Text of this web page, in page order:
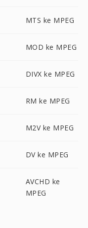
MTS ke MPEG
MOD ke MPEG
DIVX ke MPEG
RM ke MPEG
M2V ke MPEG
DV ke MPEG
AVCHD ke
MPEG